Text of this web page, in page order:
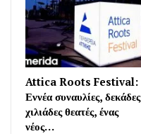
Attica Roots Festival:
Εννέα συναυλίες, δεκάδες
χιλιάδες θεατές, ένας
νέος…